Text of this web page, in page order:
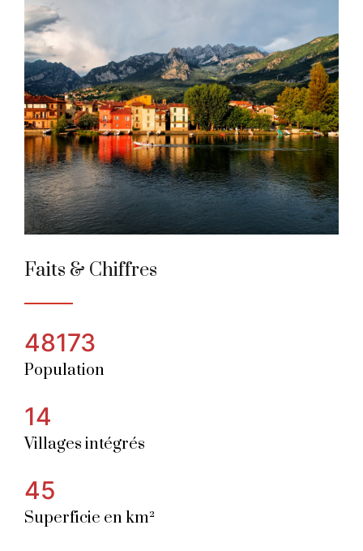
Lecco
Ville des Alpes de l'année 2013
Faits & Chiffres
48173
Population
14
Villages intégrés
45
Superficie en km²